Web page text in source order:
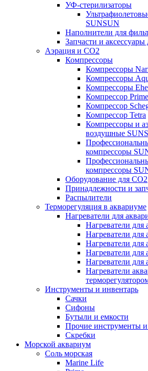
УФ-стерилизаторы
SUNSUN
Наполнители для
Запчасти и
Аэрация и CO2
Компрессоры
Компрессоры
Компрессоры
Компрессоры
Компрессор Prime
Компрессор
Компрессор Tetra
Компрессоры и
воздушные
компрессоры
компрессоры
Оборудование для CO2
Принадлежности и
Распылители
Терморегуляция в аквариуме
Нагреватели для
Нагреватели
Нагреватели
Нагреватели для
Нагреватели
Нагреватели
Нагреватели
Инструменты и инвентарь
Сачки
Сифоны
Бутыли и емкости
Прочие инструменты
Скребки
Морской аквариум
Соль морская
Marine Life